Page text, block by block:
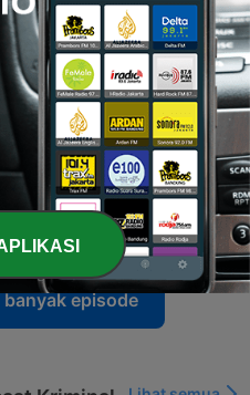
van D. zou jonge,
als huisslaaf hebben
haar buurman
episode